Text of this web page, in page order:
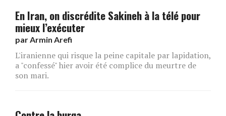
En Iran, on discrédite Sakineh à la télé pour
mieux l’exécuter
parArmin Arefi
L'iranienne qui risque la peine capitale par lapidation,
a "confessé" hier avoir été complice du meurtre de
son mari.